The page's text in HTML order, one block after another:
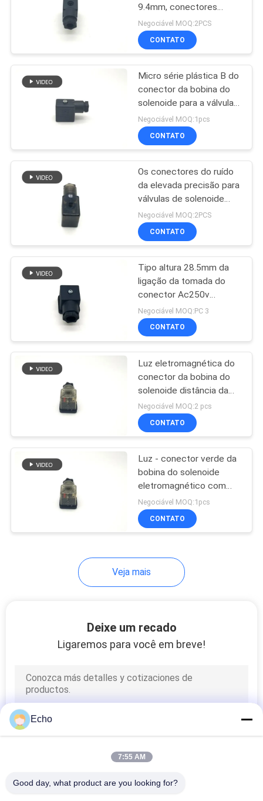
SITE
POLÍTICA
PRIVACIDADE
armadura da válvula
de solenoide
437
Válvula do jato do
pulso
1179
Válvula de
solenoide da
refrigeração
encaixes de
mangueira
pneumáticos
Cilindros de ar
Lubrificador do
regulador do filtro
9.4mm, conectores
estáveis da tomada do
solenoide
Negociável MOQ:2PCS
CONTATO
Micro série plástica B do
conector da bobina do
solenoide para a válvula
de solenoide de
montagem
Negociável MOQ:1pcs
CONTATO
Os conectores do ruído
da elevada precisão para
válvulas de solenoide
iluminam - o tipo da
ligação da tomada da cor
verde
Negociável MOQ:2PCS
CONTATO
Tipo altura 28.5mm da
ligação da tomada do
conector Ac250v
Dc300v da bobina do
solenoide com
conduzido
Negociável MOQ:PC 3
CONTATO
Luz eletromagnética do
conector da bobina do
solenoide distância da
cor verde 18mm
Negociável MOQ:2 pcs
CONTATO
Luz - conector verde da
bobina do solenoide
eletromagnético com
distância de 18mm
Negociável MOQ:1pcs
CONTATO
Veja mais
Deixe um recado
Ligaremos para você em breve!
Echo
7:55 AM
Good day, what product are you looking for?